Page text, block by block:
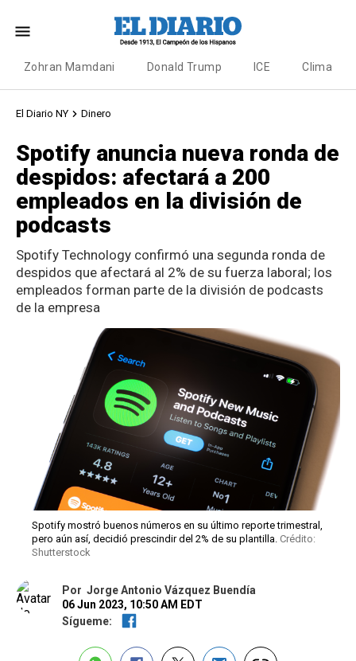
Zohran Mamdani Donald Trump ICE Clima
El Diario NY Dinero
Spotify anuncia nueva ronda de
despidos: afectará a 200
empleados en la división de
podcasts
Spotify Technology confirmó una segunda ronda de
despidos que afectará al 2% de su fuerza laboral; los
empleados forman parte de la división de podcasts
de la empresa
Spotify mostró buenos números en su último reporte trimestral,
pero aún así, decidió prescindir del 2% de su plantilla. Crédito:
Shutterstock
Por Jorge Antonio Vázquez Buendía
06 Jun 2023, 10:50 AM EDT
Sígueme: